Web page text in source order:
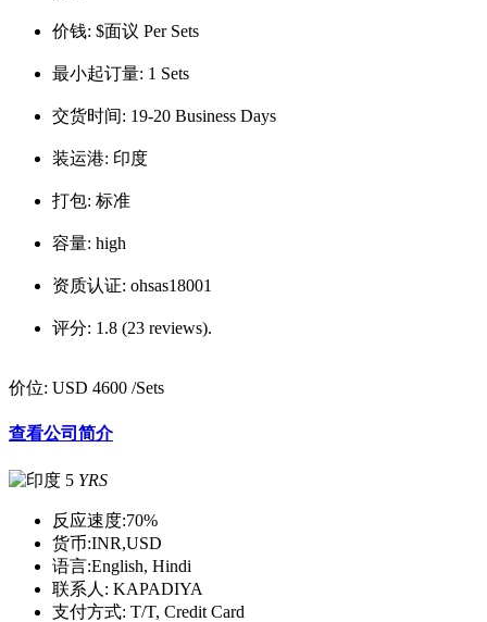
价钱: $面议 Per Sets
最小起订量: 1 Sets
交货时间: 19-20 Business Days
装运港: 印度
打包: 标准
容量: high
资质认证: ohsas18001
评分: 1.8 (23 reviews).
价位: USD 4600 /Sets
查看公司简介
5 YRS
反应速度:70%
货币:INR,USD
语言:English, Hindi
联系人: KAPADIYA
支付方式: T/T, Credit Card